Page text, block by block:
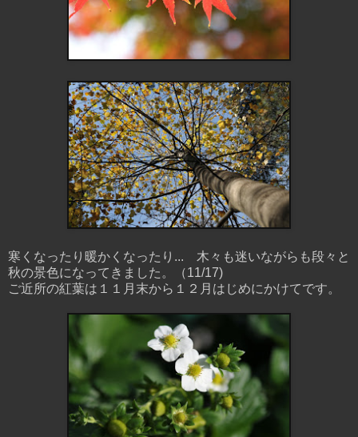
寒くなったり暖かくなったり... 木々も迷いながらも段々と
秋の景色になってきました。（11/17)
ご近所の紅葉は１１月末から１２月はじめにかけてです。